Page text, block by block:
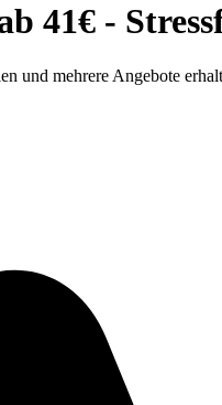
41€ -
und mehrere Angebote